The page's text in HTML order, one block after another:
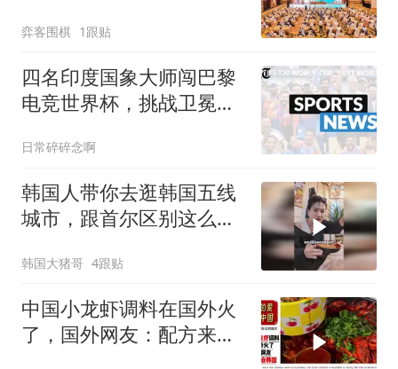
弈客围棋 1跟贴
四名印度国象大师闯巴黎
电竞世界杯，挑战卫冕冠
日常碎碎念啊
韩国人带你去逛韩国五线
城市，跟首尔区别这么
韩国大猪哥 4跟贴
中国小龙虾调料在国外火
了，国外网友：配方来自